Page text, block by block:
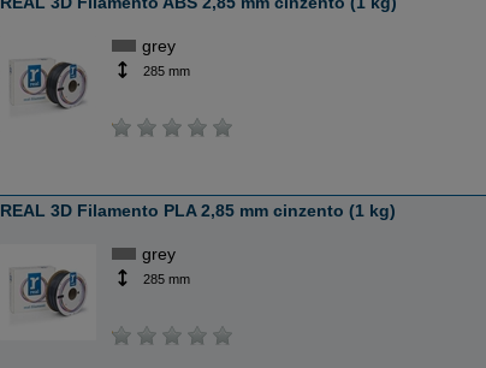
grey
285 mm
REAL 3D Filamento PLA 2,85 mm cinzento (1 kg)
grey
285 mm